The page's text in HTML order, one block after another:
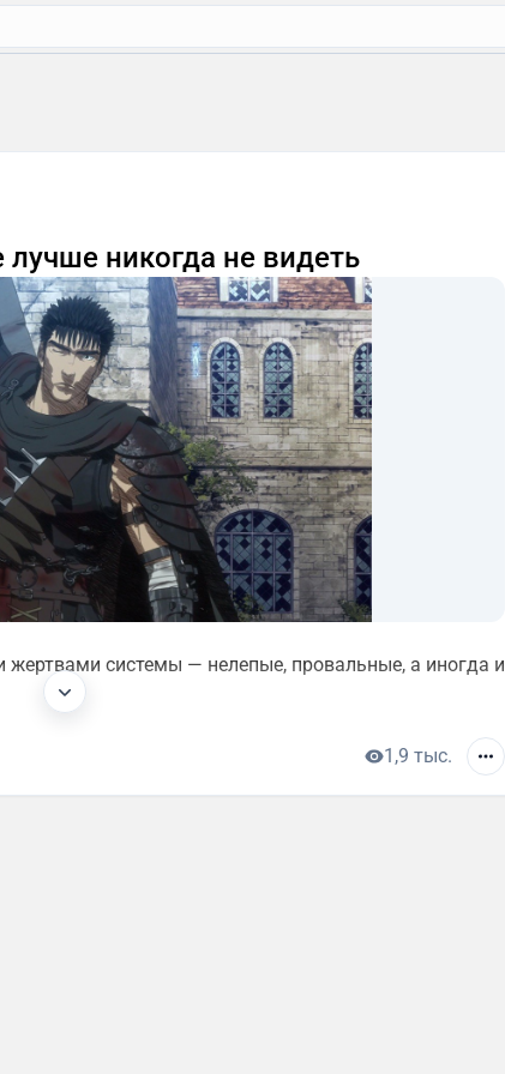
никогда не видеть
системы — нелепые, провальные, а иногда и
1,9 тыс.